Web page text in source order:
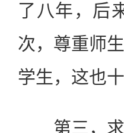
了八年，后
次，尊重师
学生，这也十
第三，求